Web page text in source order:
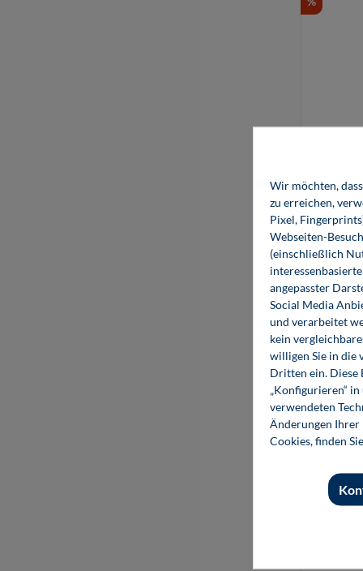
Wir möchten,
zu erreichen,
Pixel,
Webseiten-
(einschließlich
angepasster
Social Media
und verarbeitet
kein
willigen Sie in die
Dritten ein. Diese
„Konfigurieren“
verwendeten
Änderungen
Cookies, finden